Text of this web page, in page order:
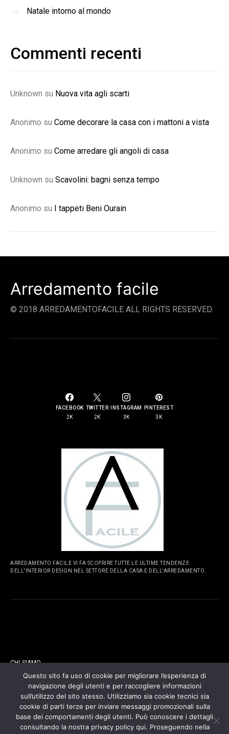
Natale intorno al mondo
Commenti recenti
Unknown su Nuova vita agli scarti
Anonimo su Come decorare la casa con i mattoni a vista
Anonimo su Come arredare gli angoli di casa
Unknown su Scavolini: bagni senza tempo
Anonimo su I tappeti Beni Ourain
Arredamento facile
© 2018 ARREDAMENTOFACILE ALL RIGHTS RESERVED.
FACEBOOK
2K
TWITTER
2K
INSTAGRAM
3K
PINTEREST
3K
ARREDAMENTO FACILE VI FA SCOPRIRE TUTTE LE ULTIME TENDENZE
DELL'INTERIOR DESIGN NEL SETTORE DELLA CASA E DELL'ARREDAMENTO.
CHI SIAMO
CONTATTI
COOKIES POLICY
Questo sito fa uso di cookie per migliorare l’esperienza di
navigazione degli utenti e per raccogliere informazioni
sull’utilizzo del sito stesso. Utilizziamo sia cookie tecnici sia
cookie di parti terze per inviare messaggi promozionali sulla
base dei comportamenti degli utenti. Può conoscere i dettagli
consultando la nostra privacy policy qui. Proseguendo nella